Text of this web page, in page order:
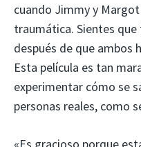
cuando Jimmy y
traumática. Sientes
después de que ambos
Esta película es tan
experimentar cómo se
personas reales, como
«Es gracioso porque